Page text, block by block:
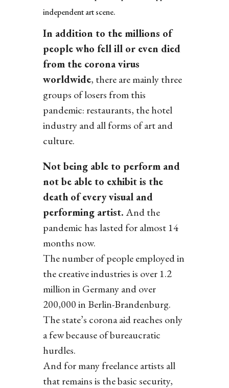
independent art scene.
In addition to the millions of
people who fell ill or even died
from the corona virus
worldwide, there are mainly three
groups of losers from this
pandemic: restaurants, the hotel
industry and all forms of art and
culture.
Not being able to perform and
not be able to exhibit is the
death of every visual and
performing artist.And the
pandemic has lasted for almost 14
months now.
The number of people employed in
the creative industries is over 1.2
million in Germany and over
200,000 in Berlin-Brandenburg.
The state’s corona aid reaches only
a few because of bureaucratic
hurdles.
And for many freelance artists all
that remains is the basic security,